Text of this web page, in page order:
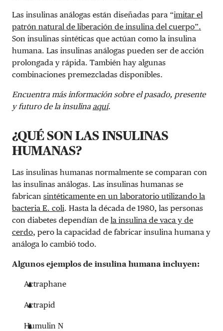
Las insulinas análogas están diseñadas para “imitar el
patrón natural de liberación de insulina del cuerpo”.
Son insulinas sintéticas que actúan como la insulina
humana. Las insulinas análogas pueden ser de acción
prolongada y rápida. También hay algunas
combinaciones premezcladas disponibles.
Encuentra más información sobre el pasado, presente
y futuro de la insulina aquí.
¿QUÉ SON LAS INSULINAS
HUMANAS?
Las insulinas humanas normalmente se comparan con
las insulinas análogas. Las insulinas humanas se
fabrican sintéticamente en un laboratorio utilizando la
bacteria E. coli. Hasta la década de 1980, las personas
con diabetes dependían de la insulina de vaca y de
cerdo, pero la capacidad de fabricar insulina humana y
análoga lo cambió todo.
Algunos ejemplos de insulina humana incluyen:
Actraphane
Actrapid
Humulin N